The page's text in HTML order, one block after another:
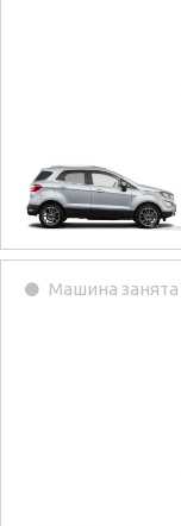
Машина занята